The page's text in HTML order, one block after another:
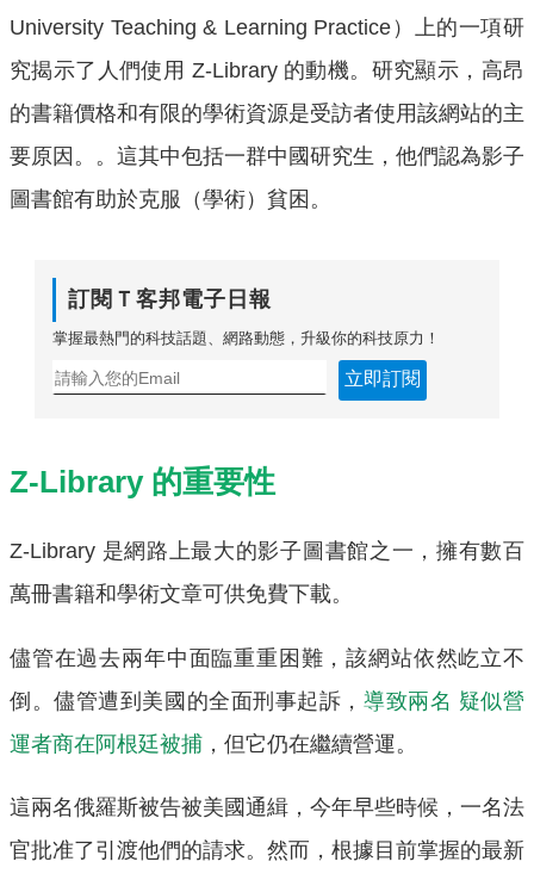
University Teaching & Learning Practice）上的一項研
究揭示了人們使用 Z-Library 的動機。研究顯示，高昂
的書籍價格和有限的學術資源是受訪者使用該網站的主
要原因。。這其中包括一群中國研究生，他們認為影子
圖書館有助於克服（學術）貧困。
訂閱Ｔ客邦電子日報
掌握最熱門的科技話題、網路動態，升級你的科技原力！
立即訂閱
Z-Library 的重要性
Z-Library 是網路上最大的影子圖書館之一，擁有數百
萬冊書籍和學術文章可供免費下載。
儘管在過去兩年中面臨重重困難，該網站依然屹立不
倒。儘管遭到美國的全面刑事起訴，導致兩名 疑似營
運者商在阿根廷被捕 ，但它仍在繼續營運。
這兩名俄羅斯被告被美國通緝，今年早些時候，一名法
官批准了引渡他們的請求。然而，根據目前掌握的最新